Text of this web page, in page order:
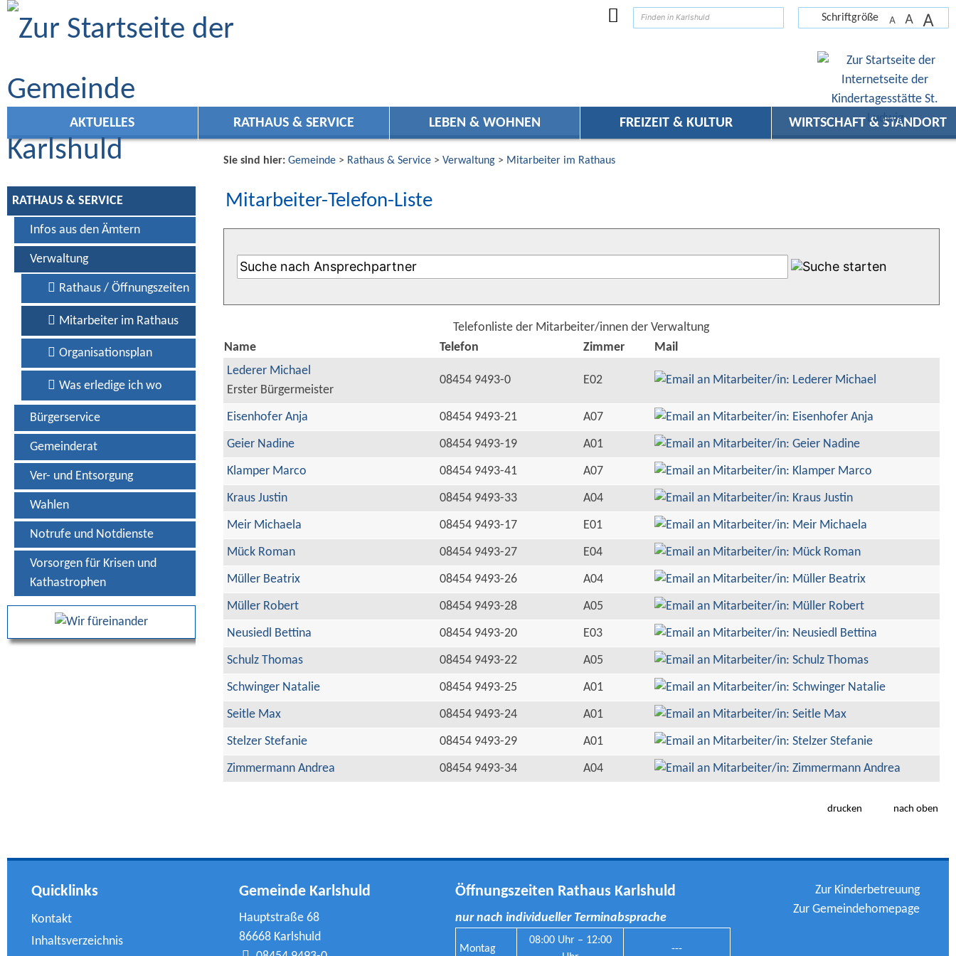
Zum Inhalt
Schriftgröße A A A
AKTUELLES RATHAUS & SERVICE LEBEN & WOHNEN FREIZEIT & KULTUR WIRTSCHAFT & STANDORT
RATHAUS & SERVICE
Infos aus den Ämtern
Verwaltung
Rathaus / Öffnungszeiten
Mitarbeiter im Rathaus
Organisationsplan
Was erledige ich wo
Bürgerservice
Gemeinderat
Ver- und Entsorgung
Wahlen
Notrufe und Notdienste
Vorsorgen für Krisen und
Kathastrophen
Sie sind hier: Gemeinde> Rathaus & Service> Verwaltung> Mitarbeiter im Rathaus
Mitarbeiter-Telefon-Liste
Telefonliste der Mitarbeiter/innen der Verwaltung
Name
Telefon Zimmer
Mail
Lederer Michael
Erster Bürgermeister
08454 9493-0 E02
Eisenhofer Anja 08454 9493-21
A07
Geier Nadine
08454 9493-19
A01
Klamper Marco
08454 9493-41
A07
Kraus Justin
08454 9493-33
A04
Meir Michaela
08454 9493-17
E01
Mück Roman
08454 9493-27
E04
Müller Beatrix
08454 9493-26
A04
Müller Robert
08454 9493-28
A05
Neusiedl Bettina
08454 9493-20
E03
Schulz Thomas
08454 9493-22
A05
Schwinger Natalie
08454 9493-25
A01
Seitle Max
08454 9493-24
A01
Stelzer Stefanie
08454 9493-29
A01
Zimmermann Andrea
08454 9493-34 A04
drucken nach oben
Quicklinks
Kontakt
Inhaltsverzeichnis
Gemeinde Karlshuld
Hauptstraße 68
86668 Karlshuld
Öffnungszeiten Rathaus Karlshuld
nur nach individueller Terminabsprache
Montag
08:00 Uhr – 12:00
---
Zur Kinderbetreuung
Zur Gemeindehomepage